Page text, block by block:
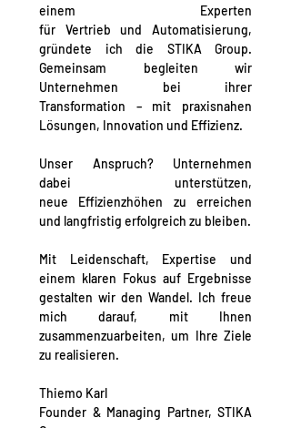
einem Experten
für Vertrieb und Automatisierung,
gründete ich die STIKA Group.
Gemeinsam begleiten wir
Unternehmen bei ihrer
Transformation – mit praxisnahen
Lösungen, Innovation und Effizienz.
Unser Anspruch? Unternehmen
dabei unterstützen,
neue Effizienzhöhen zu erreichen
und langfristig erfolgreich zu bleiben.
Mit Leidenschaft, Expertise und
einem klaren Fokus auf Ergebnisse
gestalten wir den Wandel. Ich freue
mich darauf, mit Ihnen
zusammenzuarbeiten, um Ihre Ziele
zu realisieren.
Thiemo Karl
Founder & Managing Partner, STIKA